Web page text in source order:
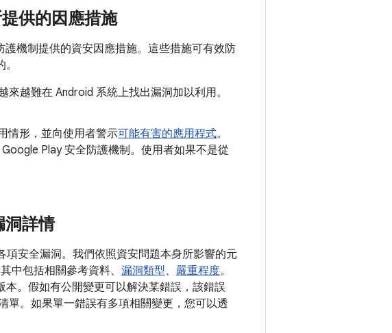
供的因應措施
護機制提供的資安因應措施。這些措施可有效防
越難在 Android 系統上找出漏洞加以利用。
情形，並向使用者警示可能有害的應用程式。
Play 安全防護機制。使用者如果不是從
洞詳情
安全漏洞。我們依照資安問題本身所影響的元
中包括相關參考資料、 漏洞類型、 嚴重程度。
。假如有公開變更可以解決某錯誤，該錯誤
單。如果單一錯誤有多項相關變更，您可以透